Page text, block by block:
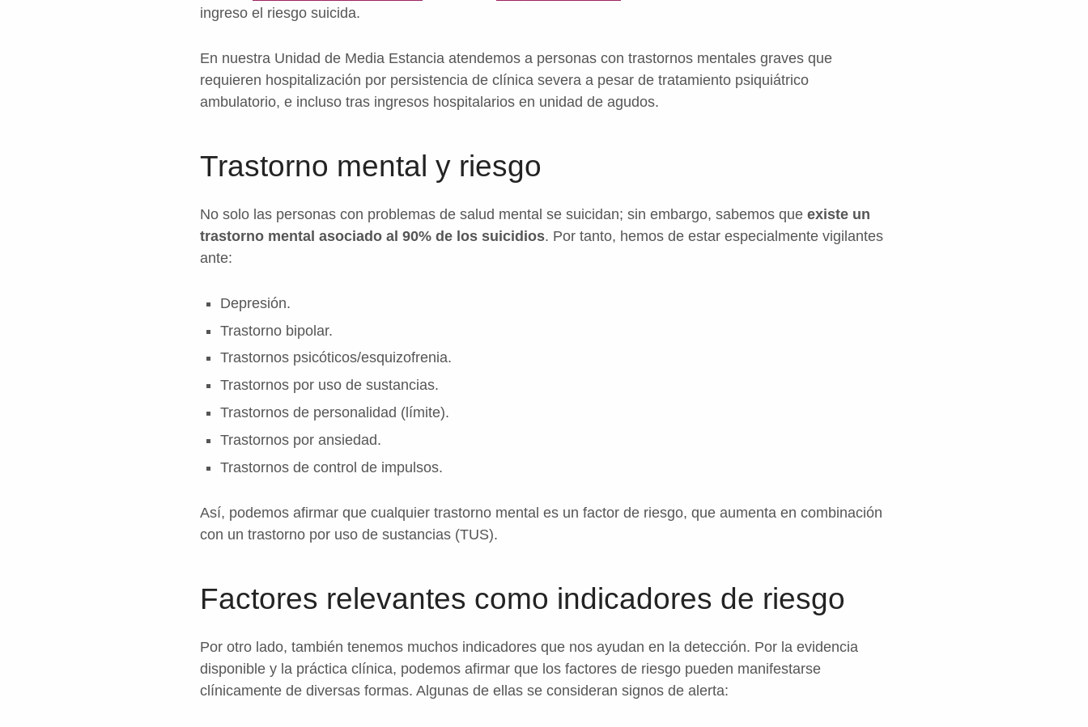
ingreso el riesgo suicida.
En nuestra Unidad de Media Estancia atendemos a personas con trastornos mentales graves que
requieren hospitalización por persistencia de clínica severa a pesar de tratamiento psiquiátrico
ambulatorio, e incluso tras ingresos hospitalarios en unidad de agudos.
Trastorno mental y riesgo
No solo las personas con problemas de salud mental se suicidan; sin embargo, sabemos que existe un
trastorno mental asociado al 90% de los suicidios. Por tanto, hemos de estar especialmente vigilantes
ante:
Depresión.
Trastorno bipolar.
Trastornos psicóticos/esquizofrenia.
Trastornos por uso de sustancias.
Trastornos de personalidad (límite).
Trastornos por ansiedad.
Trastornos de control de impulsos.
Así, podemos afirmar que cualquier trastorno mental es un factor de riesgo, que aumenta en combinación
con un trastorno por uso de sustancias (TUS).
Factores relevantes como indicadores de riesgo
Por otro lado, también tenemos muchos indicadores que nos ayudan en la detección. Por la evidencia
disponible y la práctica clínica, podemos afirmar que los factores de riesgo pueden manifestarse
clínicamente de diversas formas. Algunas de ellas se consideran signos de alerta: